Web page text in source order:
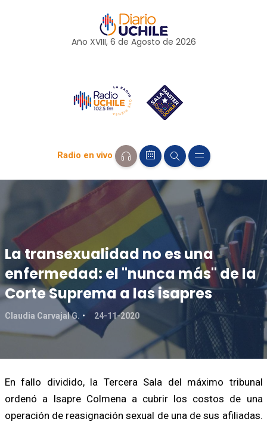
Año XVIII, 6 de Agosto de 2026
Radio en vivo
La transexualidad no es una
enfermedad: el "nunca más" de la
Corte Suprema a las isapres
Claudia Carvajal G. 24-11-2020
En fallo dividido, la Tercera Sala del máximo tribunal
ordenó a Isapre Colmena a cubrir los costos de una
operación de reasignación sexual de una de sus afiliadas.